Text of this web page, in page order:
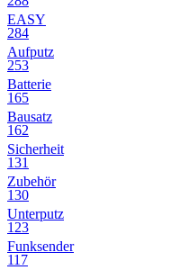
EASY
284
Aufputz
253
Batterie
165
Bausatz
162
Sicherheit
131
Zubehör
130
Unterputz
123
Funksender
117